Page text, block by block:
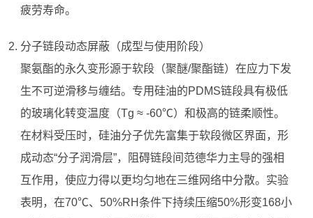
疲劳寿命。
分子链段动态屏蔽（成型与使用阶段）
聚氨酯的永久变形源于软段（聚醚/聚酯链）在应力下发
生不可逆滑移与缠结。专用硅油的PDMS链段具有极低
的玻璃化转变温度（Tg ≈ -60℃）和极高的链柔顺性。
在材料受压时，硅油分子优先富集于软段微区界面，形
成动态“分子润滑层”，阻碍链段间范德华力主导的强相
互作用，使应力得以更均匀地在三维网络中分散。实验
表明，在70℃、50%RH条件下持续压缩50%形变168小